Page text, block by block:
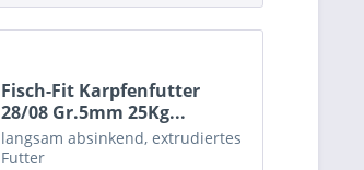
Fisch-Fit Karpfenfutter
28/08 Gr.5mm 25Kg...
langsam absinkend, extrudiertes
Futter